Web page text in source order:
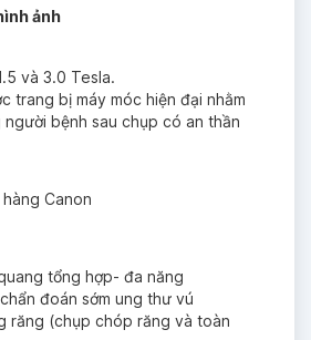
ảnh
và 3.0 Tesla.
trang bị máy móc hiện đại nhằm
bệnh sau chụp có an thần
Canon
tổng hợp- đa năng
đoán sớm ung thư vú
răng (chụp chóp răng và toàn